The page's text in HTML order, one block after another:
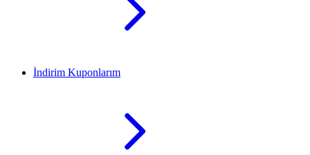
İndirim Kuponlarım